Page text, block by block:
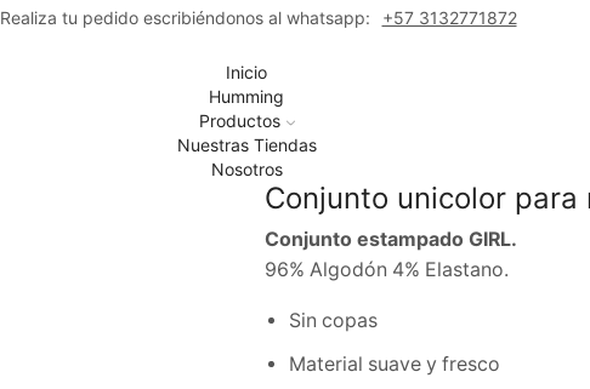
Realiza tu pedido escribiéndonos al whatsapp:
+57 3132771872
Inicio
Humming
Productos
Nuestras Tiendas
Nosotros
Conjunto unicolor
Conjunto estampado GIRL.
96% Algodón 4% Elastano.
Sin copas
Material suave y fresco